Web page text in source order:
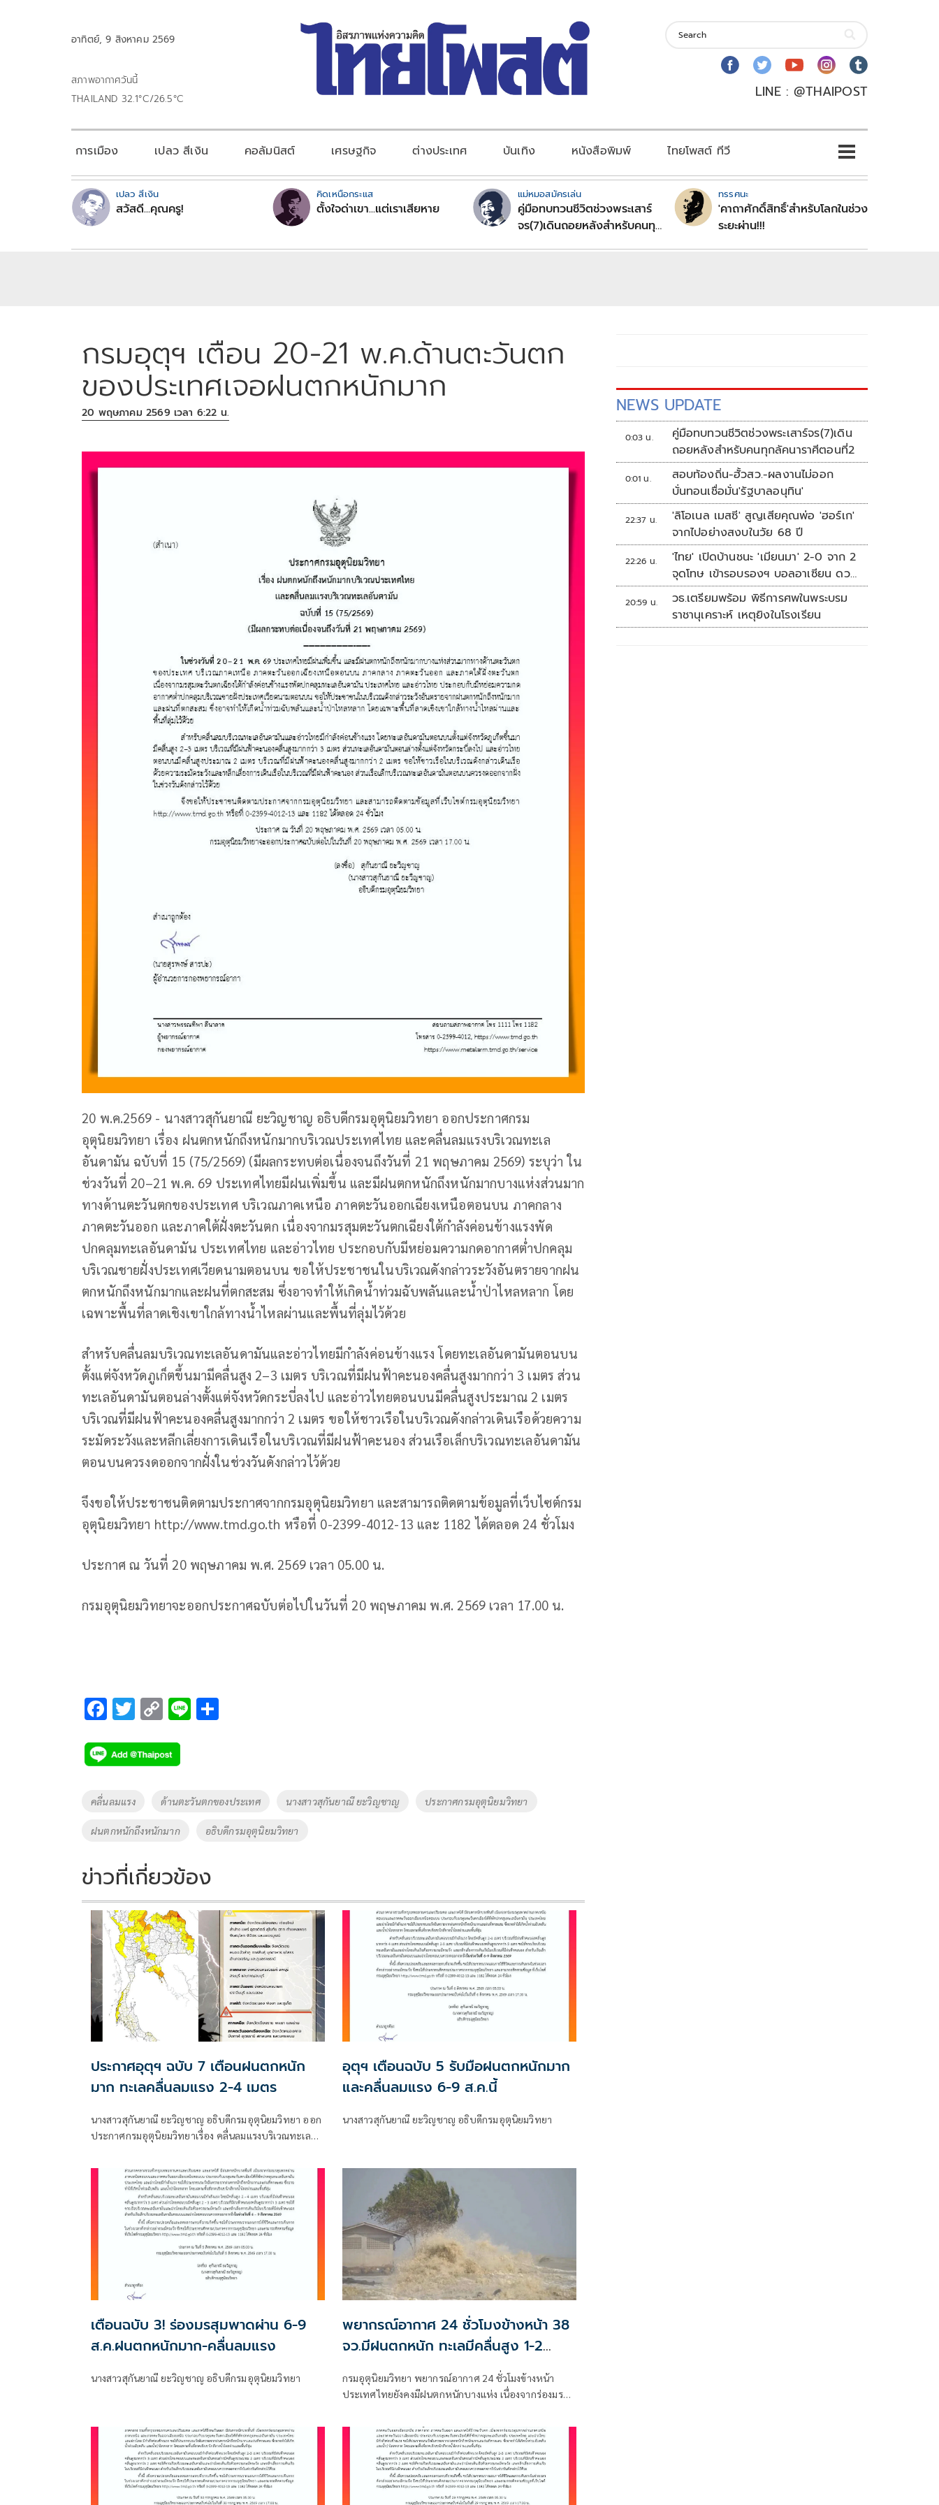
อาทิตย์, 9 สิงหาคม 2569
สภาพอากาศวันนี้
THAILAND 32.1°C/26.5°C
LINE : @THAIPOST
การเมือง เปลว สีเงิน คอลัมนิสต์ เศรษฐกิจ ต่างประเทศ บันเทิง หนังสือพิมพ์ ไทยโพสต์ ทีวี
เปลว สีเงิน
สวัสดี...คุณครู!
คิดเหนือกระแส
ตั้งใจด่าเขา...แต่เราเสียหาย
แม่หมอสมัครเล่น
คู่มือทบทวนชีวิตช่วงพระเสาร์
จร(7)เดินถอยหลังสำหรับคนทุก
ทรรศนะ
'คาถาศักดิ์สิทธิ์'สำหรับโลกในช่วง
ระยะผ่าน!!!
กรมอุตุฯ เตือน 20-21 พ.ค.ด้านตะวันตก
ของประเทศเจอฝนตกหนักมาก
20 พฤษภาคม 2569 เวลา 6:22 น.
20 พ.ค.2569 - นางสาวสุกันยาณี ยะวิญชาญ อธิบดีกรมอุตุนิยมวิทยา ออกประกาศกรม
อุตุนิยมวิทยา เรื่อง ฝนตกหนักถึงหนักมากบริเวณประเทศไทย และคลื่นลมแรงบริเวณทะเล
อันดามัน ฉบับที่ 15 (75/2569) (มีผลกระทบต่อเนื่องจนถึงวันที่ 21 พฤษภาคม 2569) ระบุว่า ใน
ช่วงวันที่ 20–21 พ.ค. 69 ประเทศไทยมีฝนเพิ่มขึ้น และมีฝนตกหนักถึงหนักมากบางแห่งส่วนมาก
ทางด้านตะวันตกของประเทศ บริเวณภาคเหนือ ภาคตะวันออกเฉียงเหนือตอนบน ภาคกลาง
ภาคตะวันออก และภาคใต้ฝั่งตะวันตก เนื่องจากมรสุมตะวันตกเฉียงใต้กำลังค่อนข้างแรงพัด
ปกคลุมทะเลอันดามัน ประเทศไทย และอ่าวไทย ประกอบกับมีหย่อมความกดอากาศต่ำปกคลุม
บริเวณชายฝั่งประเทศเวียดนามตอนบน ขอให้ประชาชนในบริเวณดังกล่าวระวังอันตรายจากฝน
ตกหนักถึงหนักมากและฝนที่ตกสะสม ซึ่งอาจทำให้เกิดน้ำท่วมฉับพลันและน้ำป่าไหลหลาก โดย
เฉพาะพื้นที่ลาดเชิงเขาใกล้ทางน้ำไหลผ่านและพื้นที่ลุ่มไว้ด้วย
สำหรับคลื่นลมบริเวณทะเลอันดามันและอ่าวไทยมีกำลังค่อนข้างแรง โดยทะเลอันดามันตอนบน
ตั้งแต่จังหวัดภูเก็ตขึ้นมามีคลื่นสูง 2–3 เมตร บริเวณที่มีฝนฟ้าคะนองคลื่นสูงมากกว่า 3 เมตร ส่วน
ทะเลอันดามันตอนล่างตั้งแต่จังหวัดกระบี่ลงไป และอ่าวไทยตอนบนมีคลื่นสูงประมาณ 2 เมตร
บริเวณที่มีฝนฟ้าคะนองคลื่นสูงมากกว่า 2 เมตร ขอให้ชาวเรือในบริเวณดังกล่าวเดินเรือด้วยความ
ระมัดระวังและหลีกเลี่ยงการเดินเรือในบริเวณที่มีฝนฟ้าคะนอง ส่วนเรือเล็กบริเวณทะเลอันดามัน
ตอนบนควรงดออกจากฝั่งในช่วงวันดังกล่าวไว้ด้วย
จึงขอให้ประชาชนติดตามประกาศจากกรมอุตุนิยมวิทยา และสามารถติดตามข้อมูลที่เว็บไซต์กรม
อุตุนิยมวิทยา http://www.tmd.go.th หรือที่ 0-2399-4012-13 และ 1182 ได้ตลอด 24 ชั่วโมง
ประกาศ ณ วันที่ 20 พฤษภาคม พ.ศ. 2569 เวลา 05.00 น.
กรมอุตุนิยมวิทยาจะออกประกาศฉบับต่อไปในวันที่ 20 พฤษภาคม พ.ศ. 2569 เวลา 17.00 น.
F
e
b
o
k
T
tt
er
C
p
y
Li
k
Li
Tags
คลื่นลมแรง ด้านตะวันตกของประเทศ นางสาวสุกันยาณี ยะวิญชาญ ประกาศกรมอุตุนิยมวิทยา
ฝนตกหนักถึงหนักมาก อธิบดีกรมอุตุนิยมวิทยา
ข่าวที่เกี่ยวข้อง
ประกาศอุตุฯ ฉบับ 7 เตือนฝนตกหนัก
มาก ทะเลคลื่นลมแรง 2-4 เมตร
นางสาวสุกันยาณี ยะวิญชาญ อธิบดีกรมอุตุนิยมวิทยา ออก
ประกาศกรมอุตุนิยมวิทยาเรื่อง คลื่นลมแรงบริเวณทะเล
หนักมากบริเวณประเทศไทย
อุตุฯ เตือนฉบับ 5 รับมือฝนตกหนักมาก
และคลื่นลมแรง 6-9 ส.ค.นี้
นางสาวสุกันยาณี ยะวิญชาญ อธิบดีกรมอุตุนิยมวิทยา
เตือนฉบับ 3! ร่องมรสุมพาดผ่าน 6-9
ส.ค.ฝนตกหนักมาก-คลื่นลมแรง
นางสาวสุกันยาณี ยะวิญชาญ อธิบดีกรมอุตุนิยมวิทยา
พยากรณ์อากาศ 24 ชั่วโมงข้างหน้า 38
จว.มีฝนตกหนัก ทะเลมีคลื่นสูง 1-2
กรมอุตุนิยมวิทยา พยากรณ์อากาศ 24 ชั่วโมงข้างหน้า
ประเทศไทยยังคงมีฝนตกหนักบางแห่ง เนื่องจากร่องมรสุม
NEWS UPDATE
0:03 น.
คู่มือทบทวนชีวิตช่วงพระเสาร์จร(7)เดิน
ถอยหลังสำหรับคนทุกลัคนาราศีตอนที่2
0:01 น.
สอบท้องถิ่น-ฮั้วสว.-ผลงานไม่ออก
บั่นทอนเชื่อมั่น'รัฐบาลอนุทิน'
22:37 น.
'ลิโอเนล เมสซี' สูญเสียคุณพ่อ 'ฮอร์เก'
จากไปอย่างสงบในวัย 68 ปี
22:26 น.
'ไทย' เปิดบ้านชนะ 'เมียนมา' 2-0 จาก 2
จุดโทษ เข้ารอบรองฯ บอลอาเซียน ดวล
'สิงคโปร์'
20:59 น.
วธ.เตรียมพร้อม พิธีการศพในพระบรม
ราชานุเคราะห์ เหตุยิงในโรงเรียน